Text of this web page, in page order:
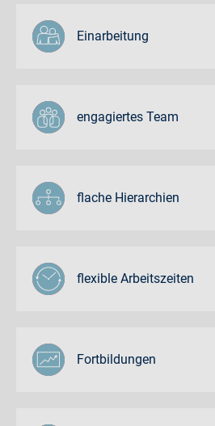
Einarbeitung
engagiertes Team
flache Hierarchien
flexible Arbeitszeiten
Fortbildungen